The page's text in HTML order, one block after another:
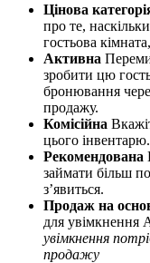
Цінова
про те,
гостьова
Активна
зробити цю
бронювання
продажу.
Комісійна
цього інвентарю.
Рекомендована
займати більш
з’явиться.
Продаж на
для увімкнення
увімкнення
продажу